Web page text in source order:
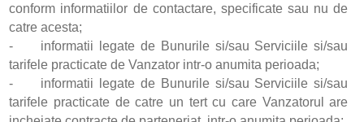
conform informatiilor de contactare, specificate sau nu de
catre acesta;
- informatii legate de Bunurile si/sau Serviciile si/sau
tarifele practicate de Vanzator intr-o anumita perioada;
- informatii legate de Bunurile si/sau Serviciile si/sau
tarifele practicate de catre un tert cu care Vanzatorul are